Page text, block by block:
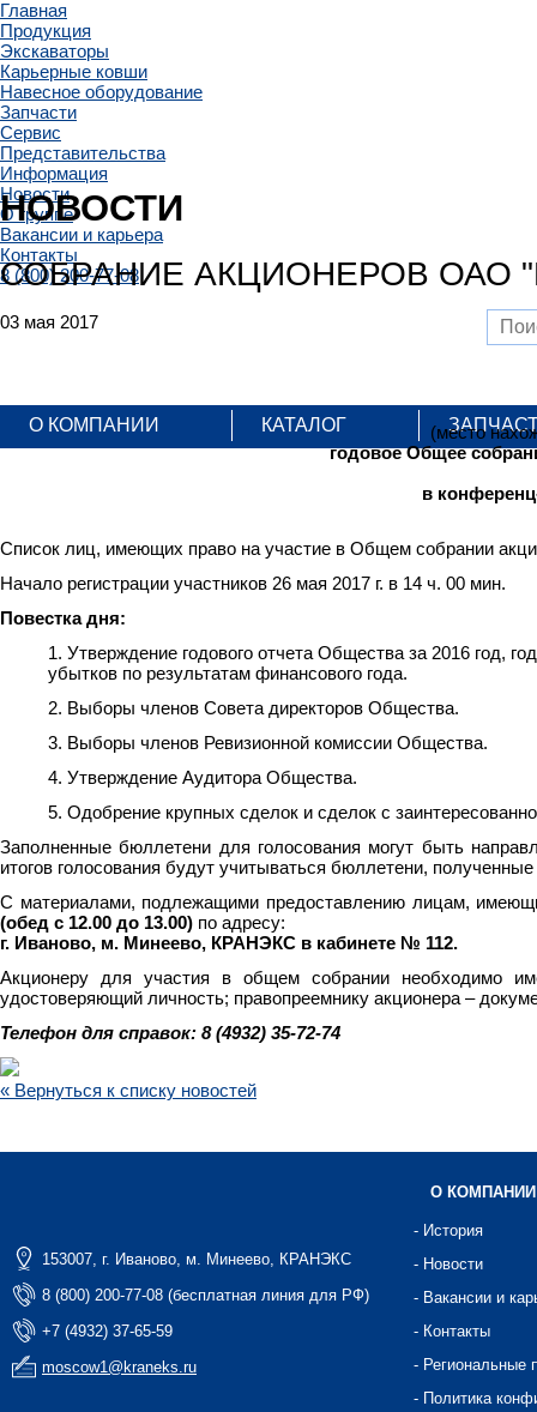
Главная
Продукция
Экскаваторы
Карьерные ковши
Навесное оборудование
Запчасти
Сервис
Представительства
Информация
Новости
О группе
Вакансии и карьера
Контакты
8 (800) 200-77-08
О КОМПАНИИ КАТАЛОГ
НОВОСТИ
СОБРАНИЕ АКЦИОНЕРОВ ОАО
03 мая 2017
(место
годовое Общее
в
Список лиц, имеющих право на участие в Общем собрании
Начало регистрации участников 26 мая 2017 г. в 14 ч. 00 мин.
Повестка дня:
1. Утверждение годового отчета Общества за 2016 год,
убытков по результатам финансового года.
2. Выборы членов Совета директоров Общества.
3. Выборы членов Ревизионной комиссии Общества.
4. Утверждение Аудитора Общества.
5. Одобрение крупных сделок и сделок с
Заполненные бюллетени для голосования могут быть
итогов голосования будут учитываться бюллетени,
С материалами, подлежащими предоставлению лицам,
(обед с 12.00 до 13.00) по адресу:
г. Иваново, м. Минеево, КРАНЭКС в кабинете № 112.
Акционеру для участия в общем собрании необходимо
удостоверяющий личность; правопреемнику акционера –
Телефон для справок: 8(4932) 35-72-74
« Вернуться к списку новостей
153007, г. Иваново, м. Минеево, КРАНЭКС
8 (800) 200-77-08 (бесплатная линия для РФ)
+7 (4932) 37-65-59
moscow1@kraneks.ru
О КОМПАНИИ
- История
- Новости
- Вакансии и
- Контакты
- Региональные
- Политика